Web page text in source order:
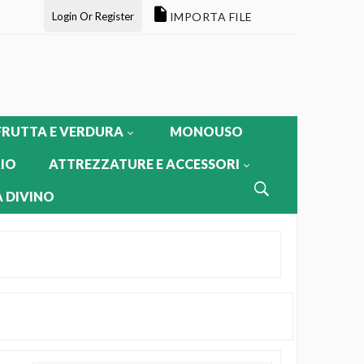
Login Or Register IMPORTA FILE
E VERDURA MONOUSO
ATTREZZATURE E ACCESSORI
DIVINO